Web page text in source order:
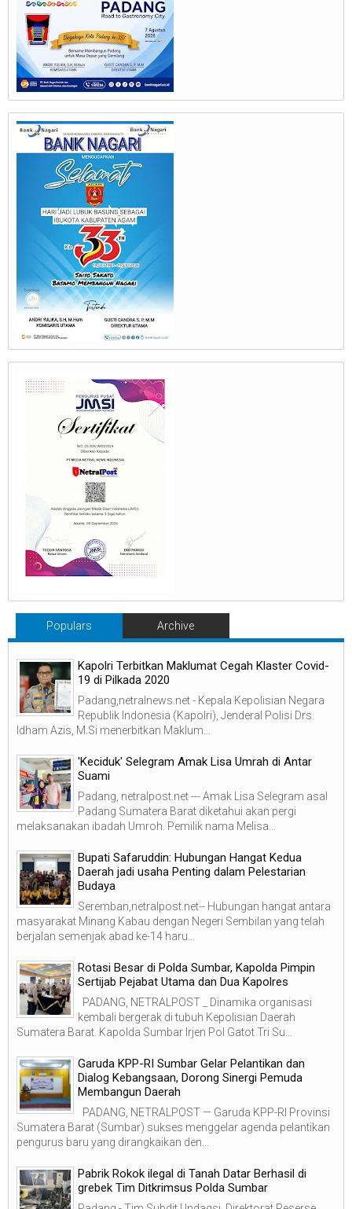
Populars Archive
Kapolri Terbitkan Maklumat Cegah Klaster Covid-
19 di Pilkada 2020
Padang,netralnews.net - Kepala Kepolisian Negara
Republik Indonesia (Kapolri), Jenderal Polisi Drs.
Idham Azis, M.Si menerbitkan Maklum...
'Keciduk' Selegram Amak Lisa Umrah di Antar
Suami
Padang, netralpost.net --- Amak Lisa Selegram asal
Padang Sumatera Barat diketahui akan pergi
melaksanakan ibadah Umroh. Pemilik nama Melisa...
Bupati Safaruddin: Hubungan Hangat Kedua
Daerah jadi usaha Penting dalam Pelestarian
Budaya
Seremban,netralpost.net-- Hubungan hangat antara
masyarakat Minang Kabau dengan Negeri Sembilan yang telah
berjalan semenjak abad ke-14 haru...
Rotasi Besar di Polda Sumbar, Kapolda Pimpin
Sertijab Pejabat Utama dan Dua Kapolres
PADANG, NETRALPOST _ Dinamika organisasi
kembali bergerak di tubuh Kepolisian Daerah
Sumatera Barat. Kapolda Sumbar Irjen Pol Gatot Tri Su...
Garuda KPP-RI Sumbar Gelar Pelantikan dan
Dialog Kebangsaan, Dorong Sinergi Pemuda
Membangun Daerah
PADANG, NETRALPOST — Garuda KPP-RI Provinsi
Sumatera Barat (Sumbar) sukses menggelar agenda pelantikan
pengurus baru yang dirangkaikan den...
Pabrik Rokok ilegal di Tanah Datar Berhasil di
grebek Tim Ditkrimsus Polda Sumbar